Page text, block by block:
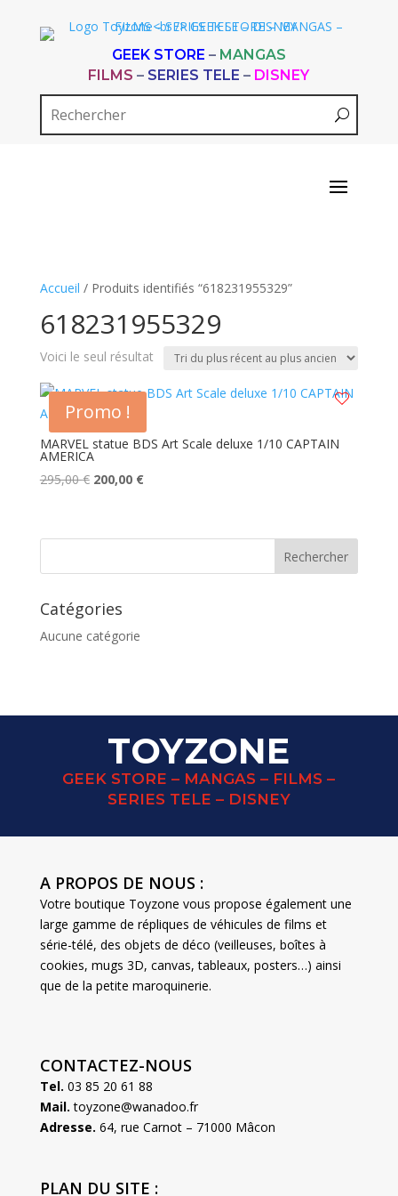
GEEK STORE – MANGAS
FILMS – SERIES TELE – DISNEY
Accueil / Produits identifiés “618231955329”
618231955329
Voici le seul résultat
Promo !
MARVEL statue BDS Art Scale deluxe 1/10 CAPTAIN
AMERICA
295,00€ Le
était :
200,00 €Le
est :
Catégories
Aucune catégorie
TOYZONE
GEEK STORE – MANGAS – FILMS –
SERIES TELE – DISNEY
A PROPOS DE NOUS :
Votre boutique Toyzone vous propose également une
large gamme de répliques de véhicules de films et
série-télé, des objets de déco (veilleuses, boîtes à
cookies, mugs 3D, canvas, tableaux, posters…) ainsi
que de la petite maroquinerie.
CONTACTEZ-NOUS
Tel. 03 85 20 61 88
Mail. toyzone@wanadoo.fr
Adresse. 64, rue Carnot – 71000 Mâcon
PLAN DU SITE :